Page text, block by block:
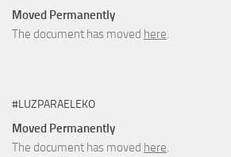
Moved Permanently
The document has moved here.
#LUZPARAELEKO
Moved Permanently
The document has moved here.